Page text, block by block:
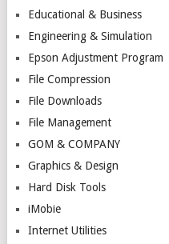
Educational & Business
Engineering & Simulation
Epson Adjustment Program
File Compression
File Downloads
File Management
GOM & COMPANY
Graphics & Design
Hard Disk Tools
iMobie
Internet Utilities